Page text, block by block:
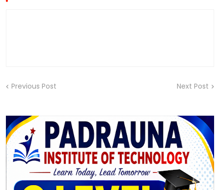
Previous Post Next Post